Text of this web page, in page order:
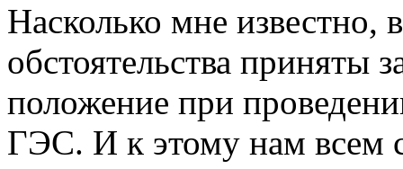
Насколько мне
обстоятельства приняты
положение при
ГЭС. И к этому нам всем